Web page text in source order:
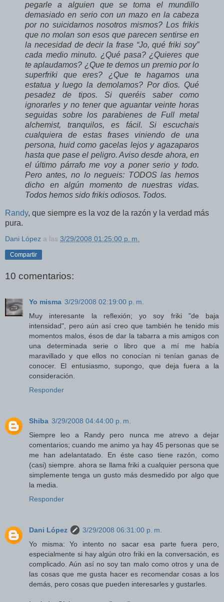
pegarle a alguien que se toma el mundillo
demasiado en serio con un mazo en la cabeza
por no suicidarnos nosotros mismos? Los frikis
que no molan son esos que parecen sentirse en
la necesidad de decir la frase “Jo, qué friki soy”
cada medio minuto. ¿Qué pasa? ¿Quieres que
te aplaudamos? ¿Que te demos un premio por lo
superfriki que eres? ¿Que te hagamos una
estatua y luego la demolamos? Por dios. Qué
pesadez de tipos. Si queréis saber como
ignorarles y no tener que aguantar veinte horas
seguidas sobre los parabienes de Full metal
alchemist, tranquilos, es fácil. Si escuchais
cualquiera de estas frases viniendo de una
persona, huid como gacelas lejos y agazaparos
hasta que pase el peligro. Aviso desde ahora, en
el último párrafo me voy a poner serio y todo.
Pero antes, no lo negueis: TODOS las hemos
dicho en algún momento de nuestras vidas.
Todos hemos sido frikis odiosos. Todos.
Randy, que siempre es la voz de la razón y la verdad más
pura.
Dani López a las 3/29/2008 01:25:00 p. m.
Compartir
10 comentarios:
Yo misma 3/29/2008 02:19:00 p. m.
Muy interesante la reflexión; yo soy friki "de baja
intensidad", pero aún así creo que también he tenido mis
momentos malos, ésos de dar la tabarra a mis amigos con
una determinada serie o libro que a mí me había
maravillado y que ellos no conocían ni tenían ganas de
conocer. El entusiasmo, supongo, que deja fuera a la
consideración.
Responder
Shiba 3/29/2008 04:44:00 p. m.
Siempre leo a Randy pero nunca me atrevo a dejar
comentarios; cuando me animo ya hay 45 personas que se
me han adelantatado. En éste caso tiene razón, como
(casi) siempre. ahora se llama friki a cualquier persona que
simplemente tenga un gusto más desmedido por algo que
la media.
Responder
Dani López
3/29/2008 06:31:00 p. m.
Yo misma: Yo intento no sacar esa parte fuera pero,
especialmente si hay algún otro friki en la conversación, es
complicado. Aún así no soy tan malo como otros y una de
las cosas que me gusta hacer es recomendar cosas a los
demás, pero cosas que pueden interesarles y gustarles.